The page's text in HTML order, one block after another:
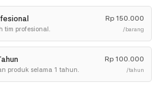
tim profesional.
Rp 150.000
/barang
produk selama 1 tahun.
Rp 100.000
/tahun